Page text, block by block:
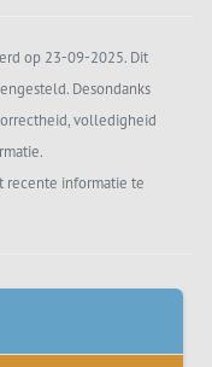
op 23-09-2025. Dit
Desondanks
volledigheid
recente informatie te